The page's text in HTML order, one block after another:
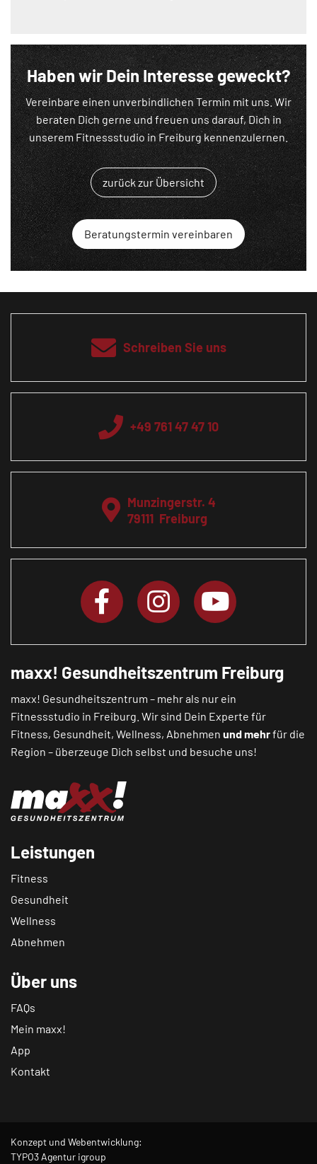
Haben wir Dein Interesse geweckt?
Vereinbare einen unverbindlichen Termin mit uns. Wir
beraten Dich gerne und freuen uns darauf, Dich in
unserem Fitnessstudio in Freiburg kennenzulernen.
zurück zur Übersicht
Beratungstermin vereinbaren
Schreiben Sie uns
+49 761 47 47 10
Munzingerstr. 4
79111 Freiburg
maxx! Gesundheitszentrum Freiburg
maxx! Gesundheitszentrum – mehr als nur ein
Fitnessstudio in Freiburg. Wir sind Dein Experte für
Fitness, Gesundheit, Wellness, Abnehmen und mehrfür die
Region – überzeuge Dich selbst und besuche uns!
Leistungen
Fitness
Gesundheit
Wellness
Abnehmen
Über uns
FAQs
Mein maxx!
App
Kontakt
Konzept und Webentwicklung:
TYPO3 Agentur igroup